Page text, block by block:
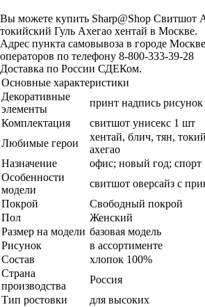
Вы можете купить Sharp@Shop Свитшот
токийский Гуль Ахегао хентай в Москве.
Адрес пункта самовывоза в городе
операторов по телефону 8-800-333-39-28
Доставка по России СДЕКом.
Основные характеристики
Декоративные
элементы
принт надпись рисунок
Комплектация
свитшот унисекс 1 шт
Любимые герои
хентай, блич, тян,
ахегао
Назначение
офис; новый год; спорт
Особенности
модели
свитшот оверсайз с
Покрой
Свободный покрой
Пол
Женский
Размер на модели базовая модель
Рисунок
в ассортименте
Состав
хлопок 100%
Страна
производства
Россия
Тип ростовки
для высоких